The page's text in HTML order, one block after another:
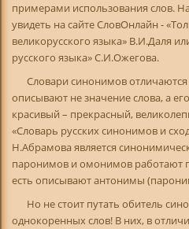
примерами использования слов.
увидеть на сайте СловОнлайн -
великорусского языка» В.И.Даля
русского языка» С.И.Ожегова.
Словари синонимов
описывают не значение слова, а
красивый – прекрасный,
«Словарь русских синонимов и
Н.Абрамова является
паронимов и омонимов работают
есть описывают антонимы
Но не стоит путать обитель
однокоренных слов! В них, в